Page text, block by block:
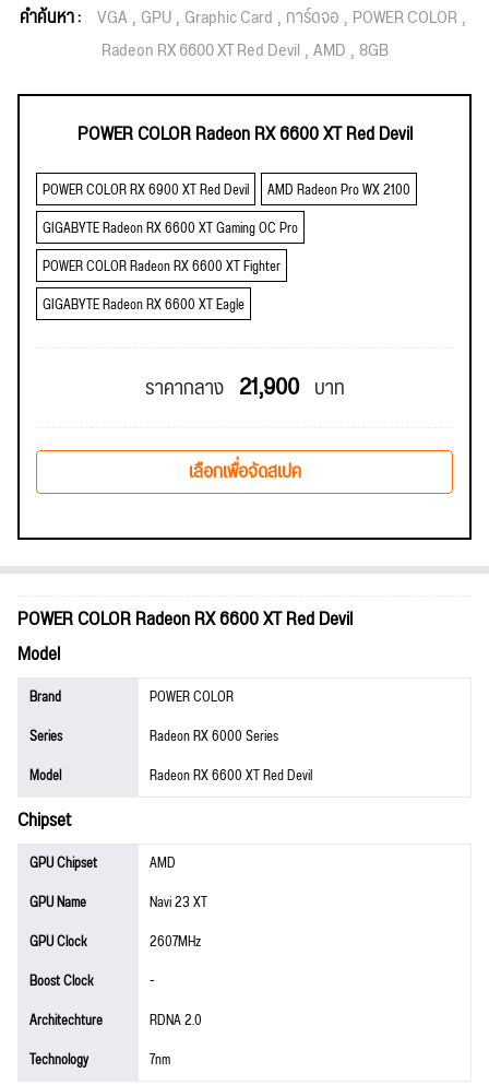
คำค้นหา : VGA GPU Graphic Card การ์ดจอ POWER COLOR
Radeon RX 6600 XT Red Devil AMD 8GB
POWER COLOR Radeon RX 6600 XT Red Devil
POWER COLOR RX 6900 XT Red Devil
AMD Radeon Pro WX 2100
GIGABYTE Radeon RX 6600 XT Gaming OC Pro
POWER COLOR Radeon RX 6600 XT Fighter
GIGABYTE Radeon RX 6600 XT Eagle
ราคากลาง 21,900 บาท
เลือกเพื่อจัดสเปค
POWER COLOR Radeon RX 6600 XT Red Devil
Model
Brand
POWER COLOR
Series
Radeon RX 6000 Series
Model
Radeon RX 6600 XT Red Devil
Chipset
GPU Chipset
AMD
GPU Name
Navi 23 XT
GPU Clock
2607MHz
Boost Clock
-
Architechture
RDNA 2.0
Technology
7nm